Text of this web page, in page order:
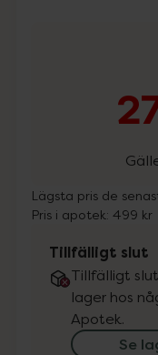
Lägsta pris de
Pris i apotek: 499 kr
Tillfälligt slut
Tillfälligt slut
lager hos
Apotek.
Se